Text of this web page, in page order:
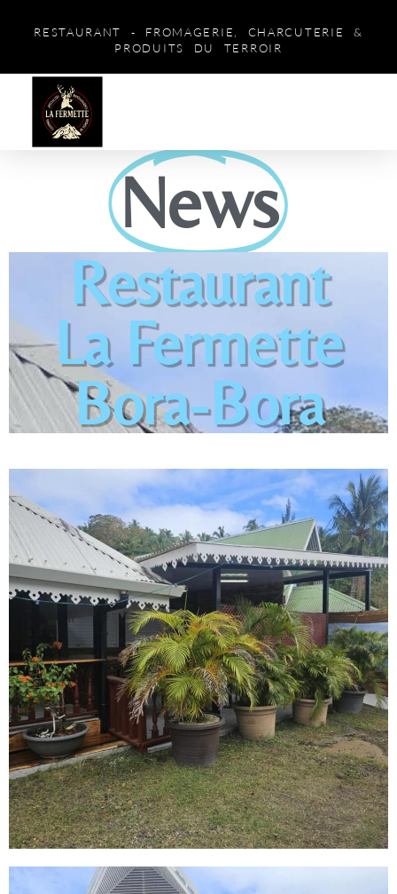
RESTAURANT - FROMAGERIE, CHARCUTERIE &
PRODUITS DU TERROIR
News
Restaurant
La Fermette
Bora-Bora